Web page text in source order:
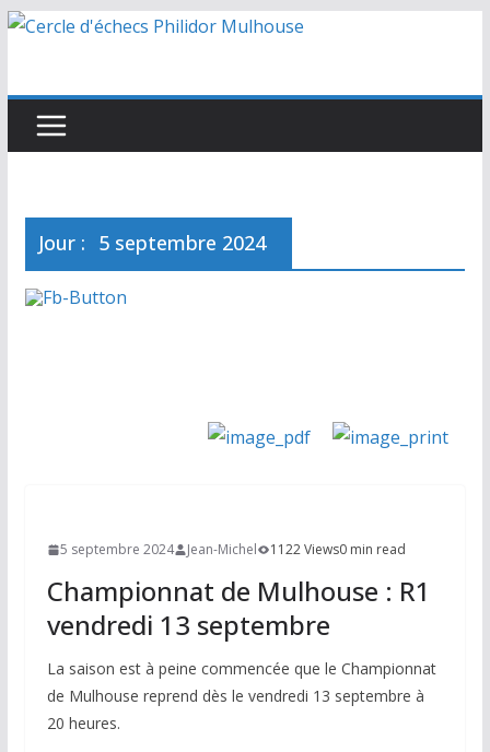
Passer
Jour : 5 septembre 2024
5 septembre 2024 Jean-Michel 1122 Views0 min read
Championnat de Mulhouse : R1
vendredi 13 septembre
La saison est à peine commencée que le Championnat
de Mulhouse reprend dès le vendredi 13 septembre à
20 heures.